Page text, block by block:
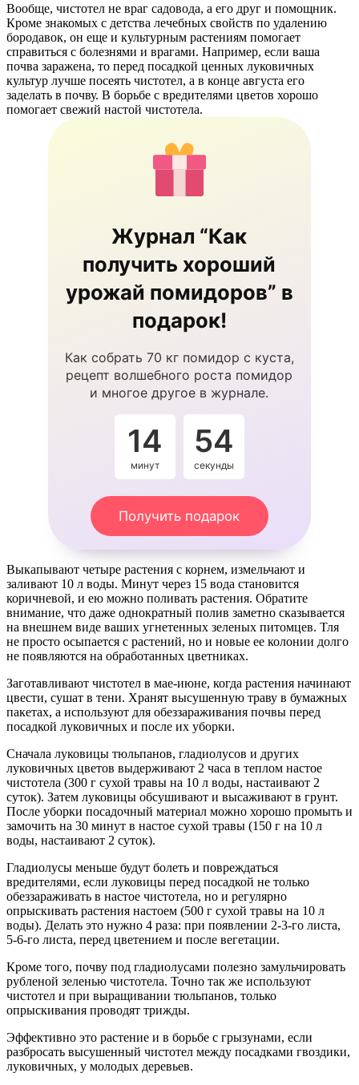
Вообще, чистотел не враг садовода, а его друг и помощник.
Кроме знакомых с детства лечебных свойств по удалению
бородавок, он еще и культурным растениям помогает
справиться с болезнями и врагами. Например, если ваша
почва заражена, то перед посадкой ценных луковичных
культур лучше посеять чистотел, а в конце августа его
заделать в почву. В борьбе с вредителями цветов хорошо
помогает свежий настой чистотела.
Журнал “Как
получить хороший
урожай помидоров” в
подарок!
Как собрать 70 кг помидор с куста,
рецепт волшебного роста помидор
и многое другое в журнале.
14
минут
54
секунды
Получить подарок
Выкапывают четыре растения с корнем, измельчают и
заливают 10 л воды. Минут через 15 вода становится
коричневой, и ею можно поливать растения. Обратите
внимание, что даже однократный полив заметно сказывается
на внешнем виде ваших угнетенных зеленых питомцев. Тля
не просто осыпается с растений, но и новые ее колонии долго
не появляются на обработанных цветниках.
Заготавливают чистотел в мае-июне, когда растения начинают
цвести, сушат в тени. Хранят высушенную траву в бумажных
пакетах, а используют для обеззараживания почвы перед
посадкой луковичных и после их уборки.
Сначала луковицы тюльпанов, гладиолусов и других
луковичных цветов выдерживают 2 часа в теплом настое
чистотела (300 г сухой травы на 10 л воды, настаивают 2
суток). Затем луковицы обсушивают и высаживают в грунт.
После уборки посадочный материал можно хорошо промыть и
замочить на 30 минут в настое сухой травы (150 г на 10 л
воды, настаивают 2 суток).
Гладиолусы меньше будут болеть и повреждаться
вредителями, если луковицы перед посадкой не только
обеззараживать в настое чистотела, но и регулярно
опрыскивать растения настоем (500 г сухой травы на 10 л
воды). Делать это нужно 4 раза: при появлении 2-3-го листа,
5-6-го листа, перед цветением и после вегетации.
Кроме того, почву под гладиолусами полезно замульчировать
рубленой зеленью чистотела. Точно так же используют
чистотел и при выращивании тюльпанов, только
опрыскивания проводят трижды.
Эффективно это растение и в борьбе с грызунами, если
разбросать высушенный чистотел между посадками гвоздики,
луковичных, у молодых деревьев.